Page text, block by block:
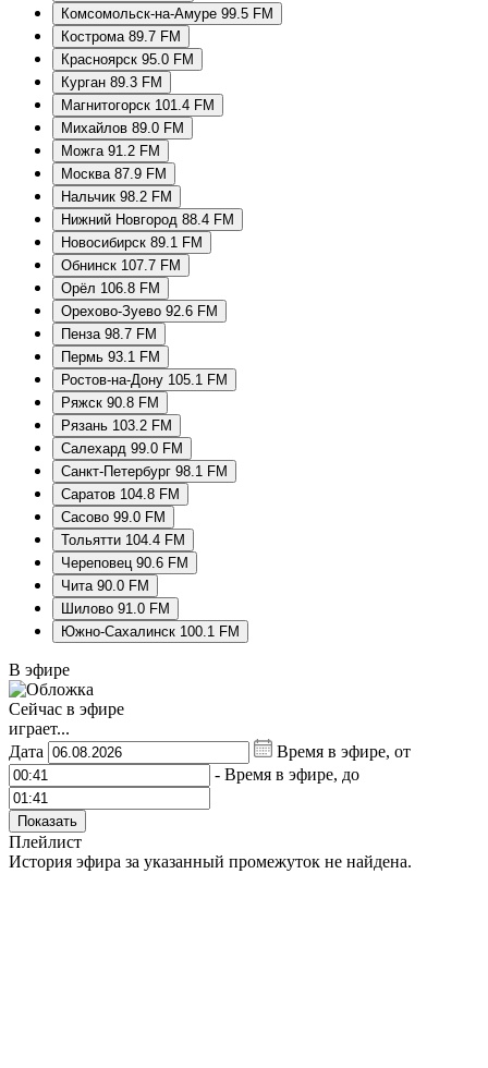
Комсомольск-на-Амуре 99.5 FM
Кострома 89.7 FM
Красноярск 95.0 FM
Курган 89.3 FM
Магнитогорск 101.4 FM
Михайлов 89.0 FM
Можга 91.2 FM
Москва 87.9 FM
Нальчик 98.2 FM
Нижний Новгород 88.4 FM
Новосибирск 89.1 FM
Обнинск 107.7 FM
Орёл 106.8 FM
Орехово-Зуево 92.6 FM
Пенза 98.7 FM
Пермь 93.1 FM
Ростов-на-Дону 105.1 FM
Ряжск 90.8 FM
Рязань 103.2 FM
Салехард 99.0 FM
Санкт-Петербург 98.1 FM
Саратов 104.8 FM
Сасово 99.0 FM
Тольятти 104.4 FM
Череповец 90.6 FM
Чита 90.0 FM
Шилово 91.0 FM
Южно-Сахалинск 100.1 FM
В эфире
Сейчас в эфире
играет...
Дата
Время в эфире, от
- Время в эфире, до
Показать
Плейлист
История эфира за указанный промежуток не найдена.